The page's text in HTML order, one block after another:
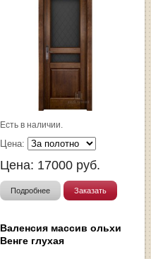
Есть в наличии.
Цена:
Цена: 17000 руб.
Подробнее Заказать
Валенсия массив ольхи
Венге глухая